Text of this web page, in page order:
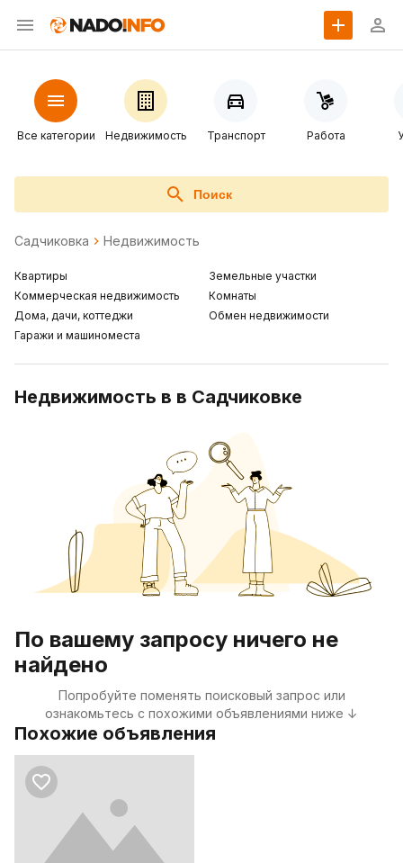
Все категории Недвижимость Транспорт Работа
Поиск
Садчиковка Недвижимость
Квартиры
Коммерческая недвижимость
Дома, дачи, коттеджи
Гаражи и машиноместа
Земельные участки
Комнаты
Обмен недвижимости
Недвижимость в в Садчиковке
По вашему запросу ничего не
найдено
Попробуйте поменять поисковый запрос или
ознакомьтесь с похожими объявлениями ниже ↓
Похожие объявления